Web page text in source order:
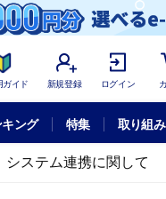
ガイド 新規登録 ログイン
ング 特集 取り組み
システム連携に関して